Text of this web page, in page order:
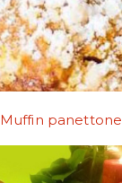
Muffin panettone